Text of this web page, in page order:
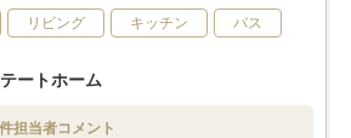
リビング キッチン バス
ートホーム
担当者コメント